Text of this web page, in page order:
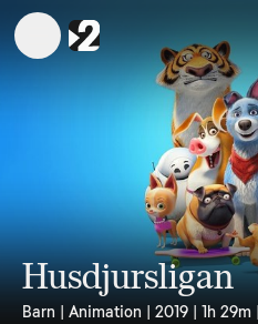
Husdjursligan
Barn | Animation | 2019 | 1h 29m